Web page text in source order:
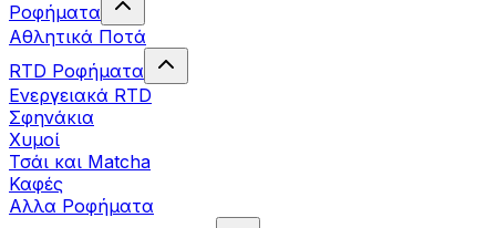
Ροφήματα
Αθλητικά Ποτά
RTD Ροφήματα
Ενεργειακά RTD
Σφηνάκια
Χυμοί
Τσάι και Matcha
Καφές
Αλλα Ροφήματα